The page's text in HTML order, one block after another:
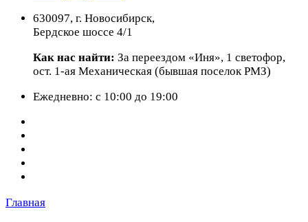
630097, г. Новосибирск,
Бердское шоссе 4/1
Как нас найти: За переездом «Иня», 1 светофор,
ост. 1-ая Механическая (бывшая поселок РМЗ)
Ежедневно: с 10:00 до 19:00
Главная